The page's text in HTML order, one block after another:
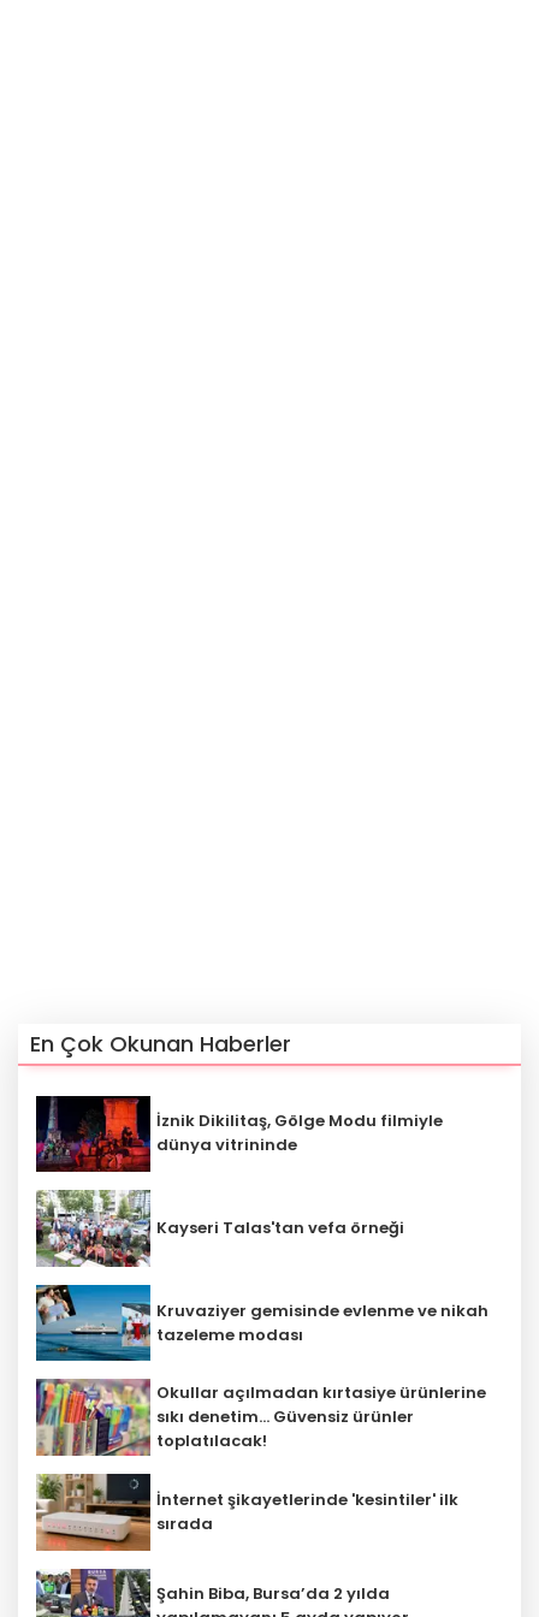
En Çok Okunan Haberler
İznik Dikilitaş, Gölge Modu filmiyle
‎dünya vitrininde
Kayseri Talas'tan vefa örneği
Kruvaziyer gemisinde evlenme ve nikah
tazeleme modası
Okullar açılmadan kırtasiye ürünlerine
sıkı denetim... Güvensiz ürünler
toplatılacak!
İnternet şikayetlerinde 'kesintiler' ilk
sırada
Şahin Biba, Bursa’da 2 yılda